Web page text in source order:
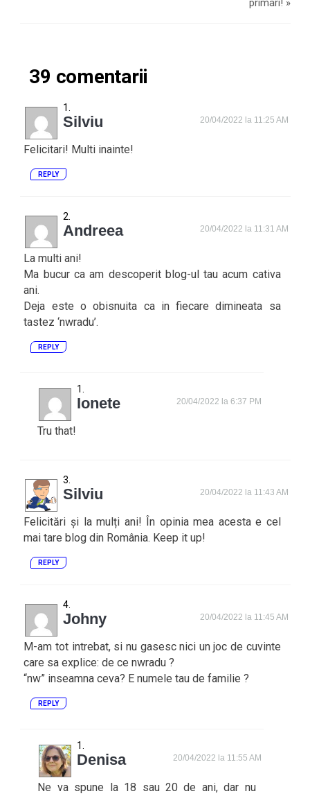
primari! »
39 comentarii
Silviu 20/04/2022 la 11:25 AM
Felicitari! Multi inainte!
REPLY
Andreea 20/04/2022 la 11:31 AM
La multi ani!
Ma bucur ca am descoperit blog-ul tau acum cativa
ani.
Deja este o obisnuita ca in fiecare dimineata sa
tastez ‘nwradu’.
REPLY
Ionete 20/04/2022 la 6:37 PM
Tru that!
Silviu 20/04/2022 la 11:43 AM
Felicitări și la mulți ani! În opinia mea acesta e cel
mai tare blog din România. Keep it up!
REPLY
Johny 20/04/2022 la 11:45 AM
M-am tot intrebat, si nu gasesc nici un joc de cuvinte
care sa explice: de ce nwradu ?
“nw” inseamna ceva? E numele tau de familie ?
REPLY
Denisa 20/04/2022 la 11:55 AM
Ne va spune la 18 sau 20 de ani, dar nu